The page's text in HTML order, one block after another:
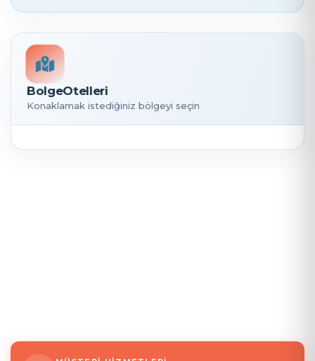
BolgeOtelleri
Konaklamak istediğiniz bölgeyi seçin